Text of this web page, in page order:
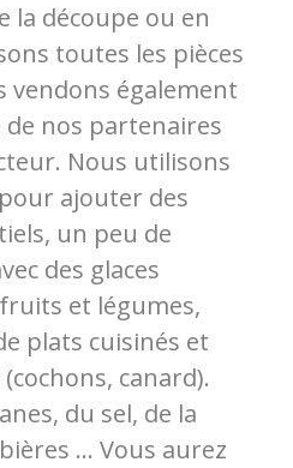
la découpe ou en
toutes les pièces
vendons également
nos partenaires
Nous utilisons
ajouter des
un peu de
des glaces
et légumes,
plats cuisinés et
canard).
du sel, de la
... Vous aurez